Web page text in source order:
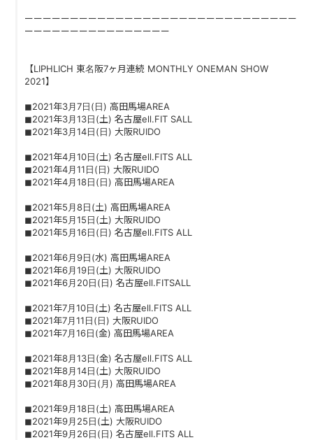
ーーーーーーーーーーーーーーーーーーーーーーーーーーーーーー
ーーーーーーーーーーーーーーーー
【LIPHLICH 東名阪7ヶ月連続 MONTHLY ONEMAN SHOW
2021】
◼︎2021年3月7日(日) 高田馬場AREA
◼︎2021年3月13日(土) 名古屋ell.FIT SALL
◼︎2021年3月14日(日) 大阪RUIDO
◼︎2021年4月10日(土) 名古屋ell.FITS ALL
◼︎2021年4月11日(日) 大阪RUIDO
◼︎2021年4月18日(日) 高田馬場AREA
◼︎2021年5月8日(土) 高田馬場AREA
◼︎2021年5月15日(土) 大阪RUIDO
◼︎2021年5月16日(日) 名古屋ell.FITS ALL
◼︎2021年6月9日(水) 高田馬場AREA
◼︎2021年6月19日(土) 大阪RUIDO
◼︎2021年6月20日(日) 名古屋ell.FITSALL
◼︎2021年7月10日(土) 名古屋ell.FITS ALL
◼︎2021年7月11日(日) 大阪RUIDO
◼︎2021年7月16日(金) 高田馬場AREA
◼︎2021年8月13日(金) 名古屋ell.FITS ALL
◼︎2021年8月14日(土) 大阪RUIDO
◼︎2021年8月30日(月) 高田馬場AREA
◼︎2021年9月18日(土) 高田馬場AREA
◼︎2021年9月25日(土) 大阪RUIDO
◼︎2021年9月26日(日) 名古屋ell.FITS ALL